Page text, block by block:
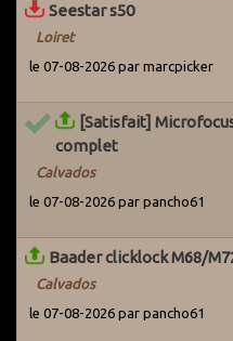
Seestar s50
Loiret
le 07-08-2026 par marcpicker
[Satisfait]
complet
Calvados
le 07-08-2026 par pancho61
Baader clicklock M68/
Calvados
le 07-08-2026 par pancho61